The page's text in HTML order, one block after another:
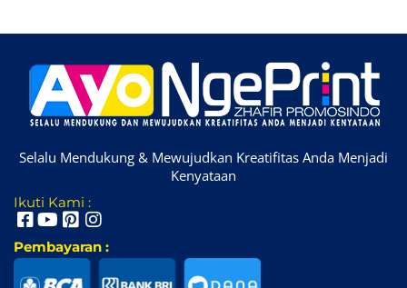
Selalu Mendukung & Mewujudkan Kreatifitas Anda Menjadi
Kenyataan
Ikuti Kami :
Pembayaran :